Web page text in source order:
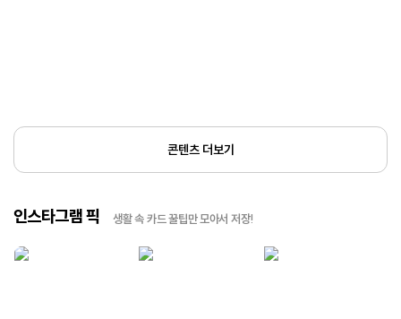
콘텐츠 더보기
인스타그램 픽 생활 속 카드 꿀팁만 모아서 저장!